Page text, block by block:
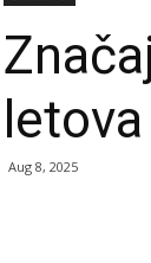
Aug 8, 2025